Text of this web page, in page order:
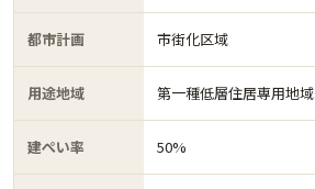
都市計画 市街化区域
用途地域 第一種低層住居専用地域
建ぺい率 50%